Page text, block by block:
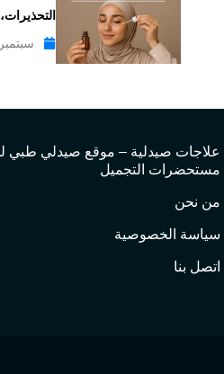
سبتمبر 22, 2025
علاجات صيدلية – موقع صيدلي طبي
مستحضرات التجميل
من نحن
سياسة الخصوصية
اتصل بنا